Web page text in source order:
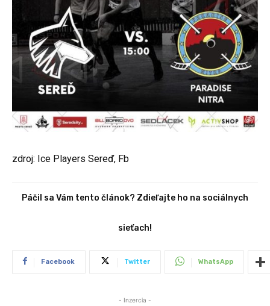
zdroj: Ice Players Sereď, Fb
Páčil sa Vám tento článok? Zdieľajte ho na sociálnych
sieťach!
Facebook Twitter WhatsApp
- Inzercia -